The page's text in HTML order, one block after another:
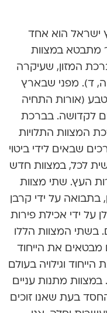
ישראל הוא אחד
מתבטא במצוות
המזון, שעיקרה
ד). מפני שבארץ
(אורות התחיה
לקדושה. בברכת
המצוות התלויות
שבאים לידי ביטוי
לכל, במצוות חדש
העץ. שתי מצוות
בתבואה על ידי קרבן
על ידי אכילת פירות
בשתי המצוות הללו
מבטאים את הייחוד
וגילויה בעולם
במצוות מתנות עניים
בעת שאנו זוכים